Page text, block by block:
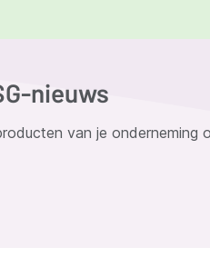
nieuws
van je onderneming